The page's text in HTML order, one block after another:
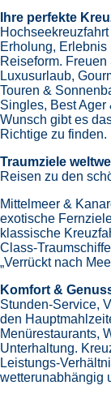
Ihre perfekte
Erholung,
Reiseform. Freuen
Luxusurlaub,
Touren &
Singles, Best Ager
Wunsch gibt es
Richtige zu finden.
Traumziele
Reisen zu den
Mittelmeer &
exotische
klassische
Class-
„Verrückt nach
Komfort &
Stunden-Service,
den
Menürestaurants,
Unterhaltung.
Leistungs-
wetterunabhängig